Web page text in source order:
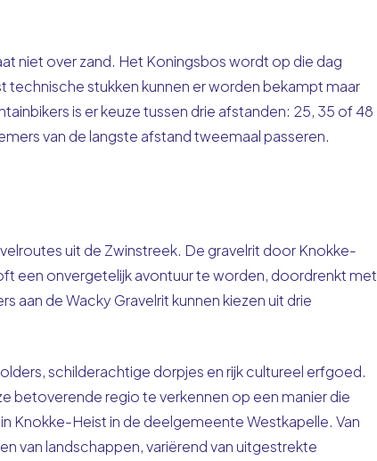
niet over zand. Het Koningsbos wordt op die dag
stukken kunnen er worden bekampt maar
is er keuze tussen drie afstanden: 25, 35 of 48
van de langste afstand tweemaal passeren.
uit de Zwinstreek. De gravelrit door Knokke-
een onvergetelijk avontuur te worden, doordrenkt met
aan de Wacky Gravelrit kunnen kiezen uit drie
schilderachtige dorpjes en rijk cultureel erfgoed.
betoverende regio te verkennen op een manier die
Knokke-Heist in de deelgemeente Westkapelle. Van
van landschappen, variërend van uitgestrekte